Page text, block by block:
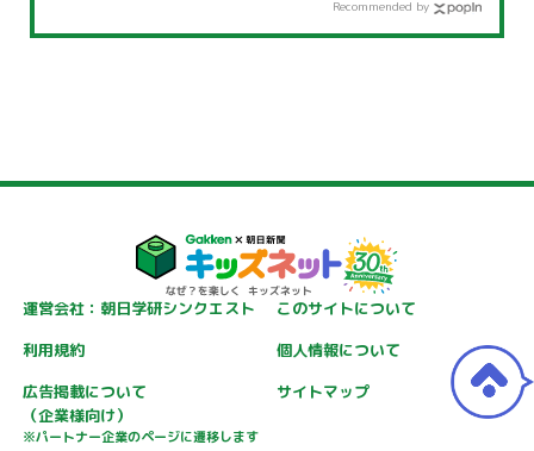
Recommended by
運営会社：朝日学研シンクエスト
このサイトについて
利用規約
個人情報について
広告掲載について
（企業様向け）
※パートナー企業のページに遷移します
サイトマップ